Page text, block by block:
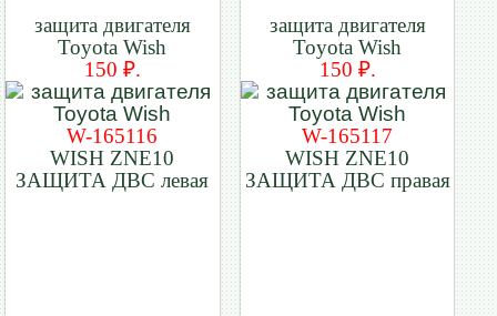
защита двигателя
Toyota Wish
150 ₽.
W-165116
WISH ZNE10
ЗАЩИТА ДВС левая
защита двигателя
Toyota Wish
150 ₽.
W-165117
WISH ZNE10
ЗАЩИТА ДВС правая